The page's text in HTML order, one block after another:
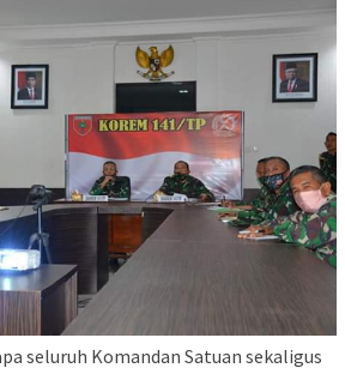
seluruh Komandan Satuan sekaligus